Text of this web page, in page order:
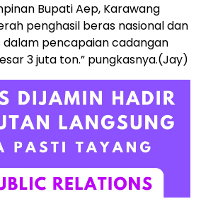
Bupati Aep, Karawang
penghasil beras nasional dan
pencapaian cadangan
3 juta ton.” pungkasnya.(Jay)